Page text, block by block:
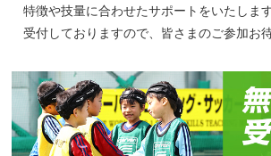
特徴や技量に合わせたサポートをいたしま
受付しておりますので、皆さまのご参加お